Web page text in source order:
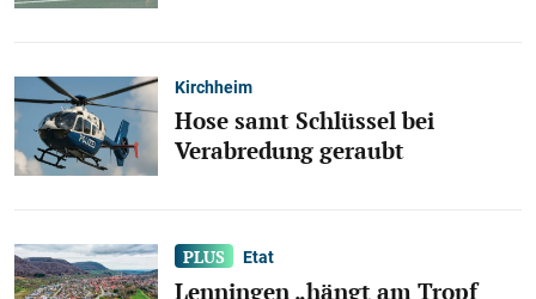
Kirchheim
Hose samt Schlüssel bei
Verabredung geraubt
Etat
Lenningen „hängt am Tropf